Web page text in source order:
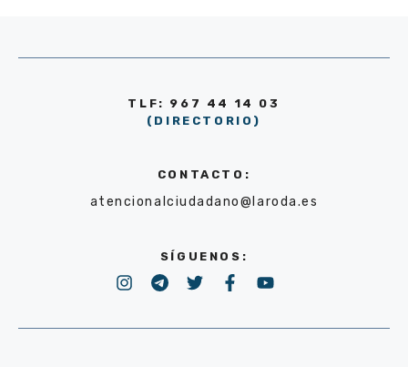
TLF: 967 44 14 03
(DIRECTORIO)
CONTACTO:
atencionalciudadano@laroda.es
SÍGUENOS: